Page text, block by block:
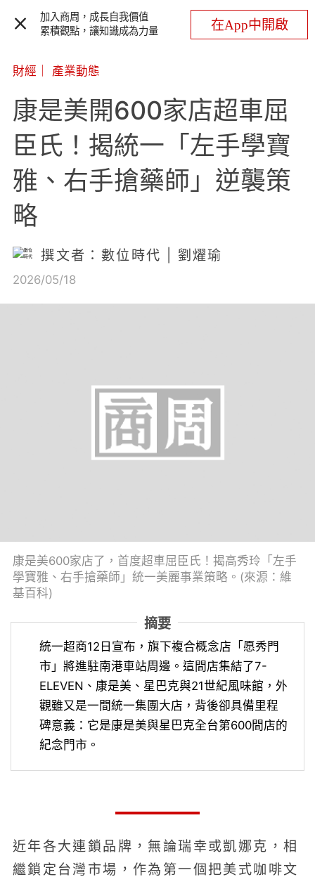
加入商周，成長自我價值
累積觀點，讓知識成為力量
在App中開啟
財經 產業動態
康是美開600家店超車屈
臣氏！揭統一「左手學寶
雅、右手搶藥師」逆襲策
略
撰文者：數位時代 | 劉燿瑜
2026/05/18
康是美600家店了，首度超車屈臣氏！揭高秀玲「左手
學寶雅、右手搶藥師」統一美麗事業策略。(來源：維
基百科)
摘要
統一超商12日宣布，旗下複合概念店「愿秀門
市」將進駐南港車站周邊。這間店集結了7-
ELEVEN、康是美、星巴克與21世紀風味館，外
觀雖又是一間統一集團大店，背後卻具備里程
碑意義：它是康是美與星巴克全台第600間店的
紀念門市。
近年各大連鎖品牌，無論瑞幸或凱娜克，相
繼鎖定台灣市場，作為第一個把美式咖啡文